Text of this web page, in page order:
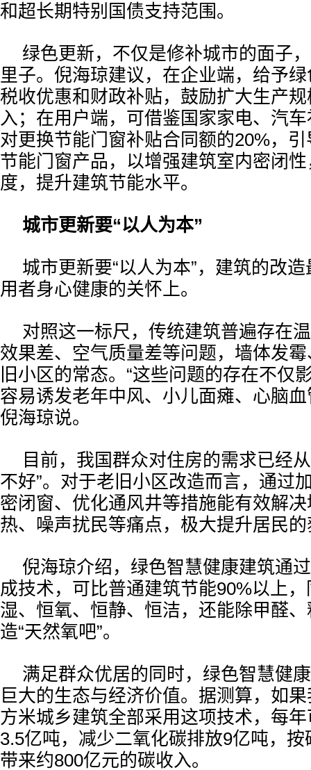
和超长期特别国债支持范围。
绿色更新，不仅是修补城市的面子
里子。倪海琼建议，在企业端，给予
税收优惠和财政补贴，鼓励扩大生产
入；在用户端，可借鉴国家家电、汽
对更换节能门窗补贴合同额的20%，
节能门窗产品，以增强建筑室内密闭
度，提升建筑节能水平。
城市更新要“以人为本”
城市更新要“以人为本”，建筑的改
用者身心健康的关怀上。
对照这一标尺，传统建筑普遍存在
效果差、空气质量差等问题，墙体发
旧小区的常态。“这些问题的存在不仅
容易诱发老年中风、小儿面瘫、心脑血
倪海琼说。
目前，我国群众对住房的需求已经
不好”。对于老旧小区改造而言，通过
密闭窗、优化通风井等措施能有效解
热、噪声扰民等痛点，极大提升居民
倪海琼介绍，绿色智慧健康建筑通
成技术，可比普通建筑节能90%以上
湿、恒氧、恒静、恒洁，还能除甲醛
造“天然氧吧”。
满足群众优居的同时，绿色智慧健
巨大的生态与经济价值。据测算，如
方米城乡建筑全部采用这项技术，每
3.5亿吨，减少二氧化碳排放9亿吨，
带来约800亿元的碳收入。